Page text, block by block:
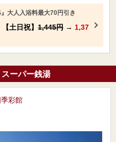
大人入浴料最大70円引き
土日祝】 1,445円 → 1,37
ーパー銭湯
彩館